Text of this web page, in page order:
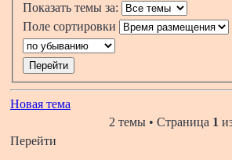
Показать темы за:
Поле сортировки
Новая тема
2 темы • Страница 1
Перейти